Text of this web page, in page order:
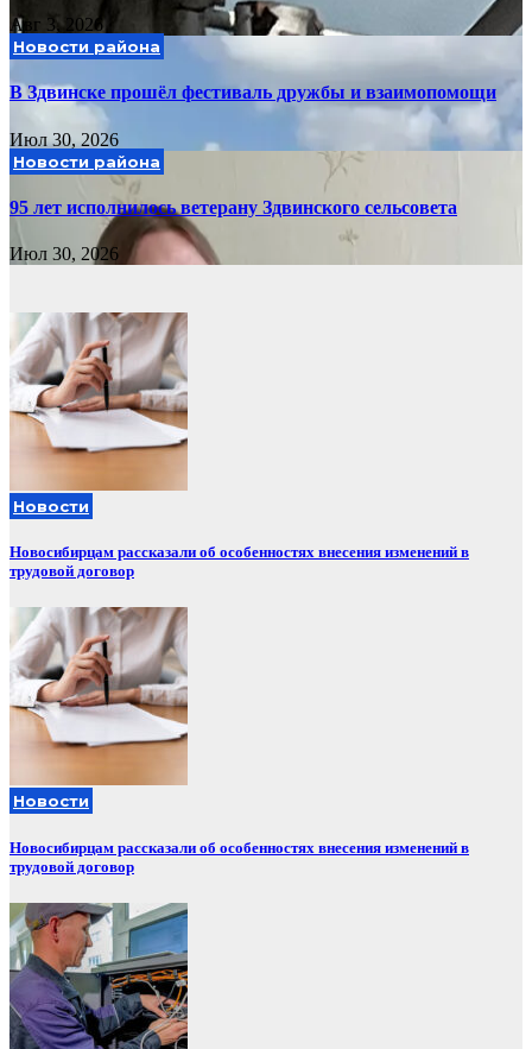
Авг 3, 2026
Новости района
В Здвинске прошёл фестиваль дружбы и взаимопомощи
Июл 30, 2026
Новости района
95 лет исполнилось ветерану Здвинского сельсовета
Июл 30, 2026
Новости
Новосибирцам рассказали об особенностях внесения изменений в
трудовой договор
Новости
Новосибирцам рассказали об особенностях внесения изменений в
трудовой договор